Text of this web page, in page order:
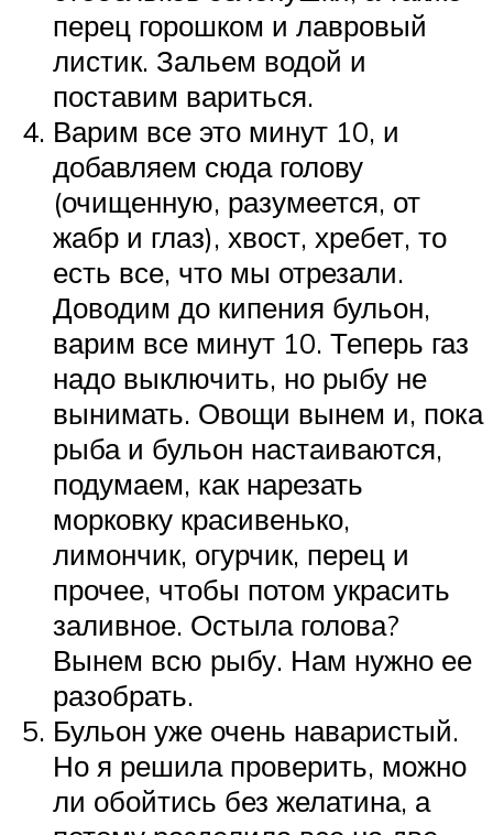
перец горошком и лавровый
листик. Зальем водой и
поставим вариться.
Варим все это минут 10, и
добавляем сюда голову
(очищенную, разумеется, от
жабр и глаз), хвост, хребет, то
есть все, что мы отрезали.
Доводим до кипения бульон,
варим все минут 10. Теперь газ
надо выключить, но рыбу не
вынимать. Овощи вынем и, пока
рыба и бульон настаиваются,
подумаем, как нарезать
морковку красивенько,
лимончик, огурчик, перец и
прочее, чтобы потом украсить
заливное. Остыла голова?
Вынем всю рыбу. Нам нужно ее
разобрать.
Бульон уже очень наваристый.
Но я решила проверить, можно
ли обойтись без желатина, а